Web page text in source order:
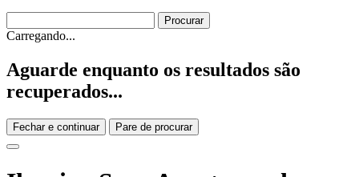
Carregando...
Aguarde enquanto os resultados são
recuperados...
Fechar e continuar Pare de procurar